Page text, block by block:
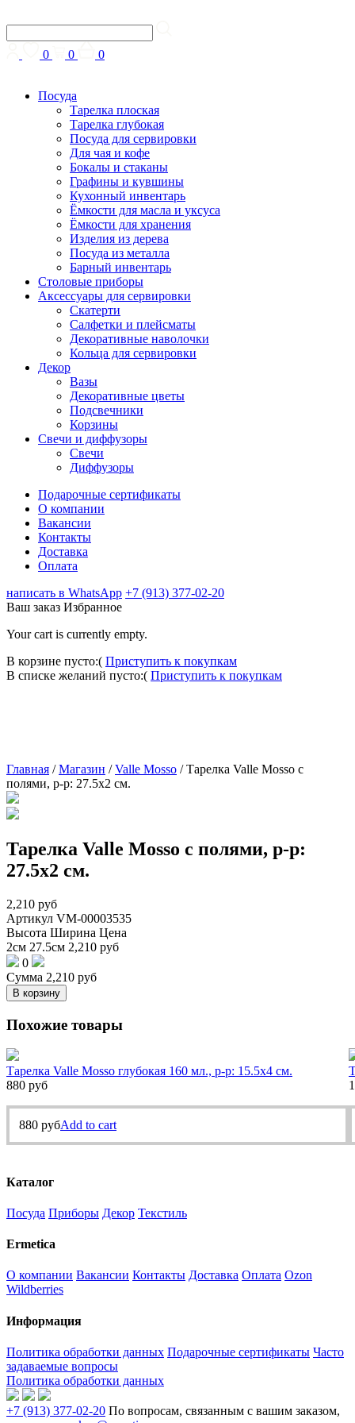
0 0 0
Посуда
Тарелка плоская
Тарелка глубокая
Посуда для сервировки
Для чая и кофе
Бокалы и стаканы
Графины и кувшины
Кухонный инвентарь
Ёмкости для масла и уксуса
Ёмкости для хранения
Изделия из дерева
Посуда из металла
Барный инвентарь
Столовые приборы
Аксессуары для сервировки
Скатерти
Cалфетки и плейсматы
Декоративные наволочки
Кольца для сервировки
Декор
Вазы
Декоративные цветы
Подсвечники
Корзины
Свечи и диффузоры
Свечи
Диффузоры
Подарочные сертификаты
О компании
Вакансии
Контакты
Доставка
Оплата
написать в WhatsApp +7 (913) 377-02-20
Ваш заказ Избранное
Your cart is currently empty.
В корзине пусто:( Приступить к покупкам
В списке желаний пусто:( Приступить к покупкам
Главная /Магазин /Valle Mosso /Тарелка Valle Mosso с
полями, р-р: 27.5х2 см.
Тарелка Valle Mosso с полями, р-р:
27.5х2 см.
2,210 руб
Артикул VM-00003535
Высота Ширина Цена
2см 27.5см 2,210 руб
0
Сумма 2,210 руб
В корзину
Похожие товары
Тарелка Valle Mosso глубокая 160 мл., р-р: 15.5х4 см.
880 руб
880 рубAdd to cart
Каталог
Посуда Приборы Декор Текстиль
Ermetica
О компании Вакансии Контакты Доставка Оплата Ozon
Wildberries
Информация
Политика обработки данных Подарочные сертификаты Часто
задаваемые вопросы
Политика обработки данных
+7 (913) 377-02-20 По вопросам, связанным с вашим заказом,